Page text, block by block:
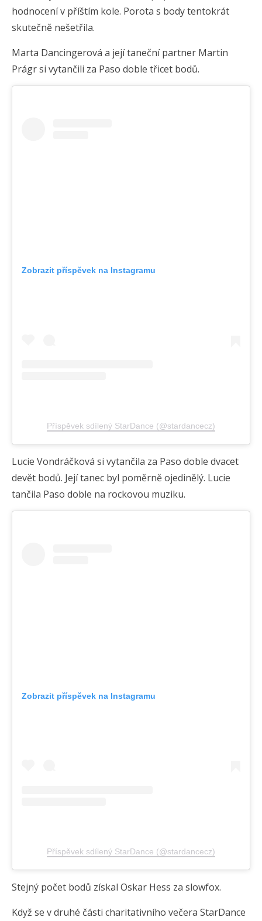
hodnocení v příštím kole. Porota s body tentokrát
skutečně nešetřila.
Marta Dancingerová a její taneční partner Martin
Prágr si vytančili za Paso doble třicet bodů.
Zobrazit příspěvek na Instagramu
Příspěvek sdílený StarDance (@stardancecz)
Lucie Vondráčková si vytančila za Paso doble dvacet
devět bodů. Její tanec byl poměrně ojedinělý. Lucie
tančila Paso doble na rockovou muziku.
Zobrazit příspěvek na Instagramu
Příspěvek sdílený StarDance (@stardancecz)
Stejný počet bodů získal Oskar Hess za slowfox.
Když se v druhé části charitativního večera StarDance